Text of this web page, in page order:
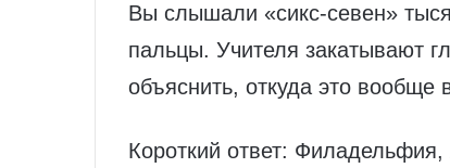
Вы слышали «сикс-севен»
пальцы. Учителя закатывают
объяснить, откуда это вообще
Короткий ответ: